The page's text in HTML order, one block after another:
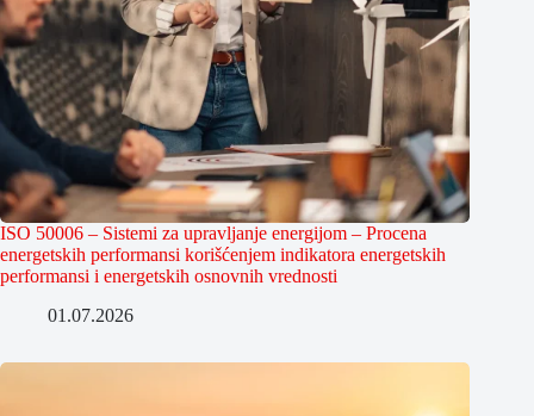
ISO 50006 – Sistemi za upravljanje energijom – Procena
energetskih performansi korišćenjem indikatora energetskih
performansi i energetskih osnovnih vrednosti
01.07.2026